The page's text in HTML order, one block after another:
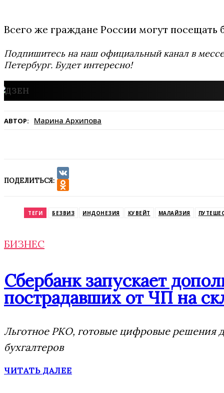
Всего же граждане России могут посещать
Подпишитесь на наш официальный канал в
Петербург. Будет интересно!
АВТОР: Марина Архипова
ПОДЕЛИТЬСЯ:
VK
ТЕГИ БЕЗВИЗ ИНДОНЕЗИЯ КУВЕЙТ МАЛАЙЗИЯ
БИЗНЕС
Сбербанк запускает
пострадавших от ЧП на
Льготное РКО, готовые цифровые решения
бухгалтеров
ЧИТАТЬ ДАЛЕЕ